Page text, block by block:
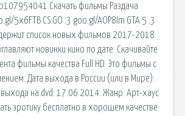
Скачать фильмы Раздача
5x6FTB CS:GO :3 goo.gl/AOP8Im GTA 5 :3
список новых фильмов 2017-2018
новинки кино по дате. Скачивайте
фильмы качества Full HD. Это фильмы с
Дата выхода в России (или в Мире):
на dvd: 17.06.2014. Жанр: Арт-хаус
эротику бесплатно в хорошем качестве.